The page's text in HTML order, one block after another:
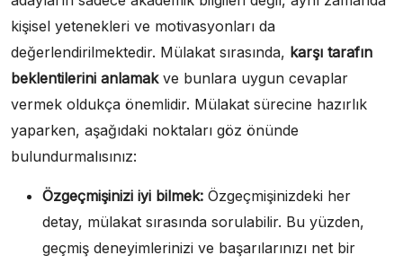
kişisel yetenekleri ve motivasyonları da
değerlendirilmektedir. Mülakat sırasında, karşı tarafın
beklentilerini anlamakve bunlara uygun cevaplar
vermek oldukça önemlidir. Mülakat sürecine hazırlık
yaparken, aşağıdaki noktaları göz önünde
bulundurmalısınız:
Özgeçmişinizi iyi bilmek: Özgeçmişinizdeki her
detay, mülakat sırasında sorulabilir. Bu yüzden,
geçmiş deneyimlerinizi ve başarılarınızı net bir